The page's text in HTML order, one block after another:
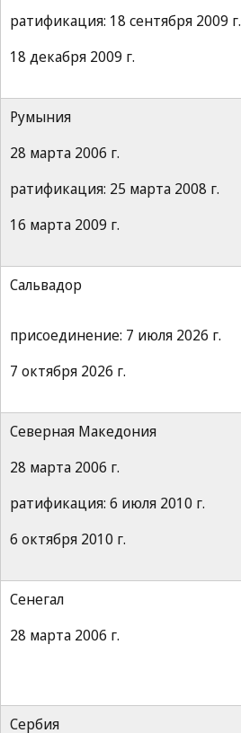
ратификация: 18 сентября 2009 г.
18 декабря 2009 г.
Румыния
28 марта 2006 г.
ратификация: 25 марта 2008 г.
16 марта 2009 г.
Сальвадор
присоединение: 7 июля 2026 г.
7 октября 2026 г.
Северная Македония
28 марта 2006 г.
ратификация: 6 июля 2010 г.
6 октября 2010 г.
Сенегал
28 марта 2006 г.
Сербия